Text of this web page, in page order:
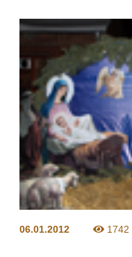
06.01.2012 1742